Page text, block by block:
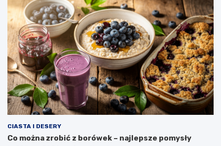
CIASTA I DESERY
Co można zrobić z borówek – najlepsze pomysły